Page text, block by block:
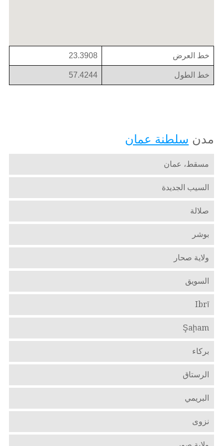
خط العرض 23.3908
خط الطول 57.4244
مدن سلطنة عمان
مسقط، عمان
السيب الجديدة
صلالة
بوشر
ولاية صحار
السويق
Ibrī
Şaḩam
بركاء
الرستاق
البريمي
نزوى